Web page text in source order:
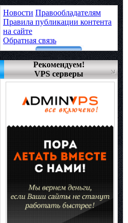
Новости Правообладателям
Правила публикации контента
на сайте
Обратная связь
Рекомендуем!
VPS серверы